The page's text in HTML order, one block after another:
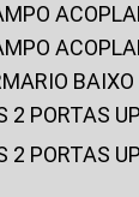
2 PORTAS UP
2 PORTAS UP